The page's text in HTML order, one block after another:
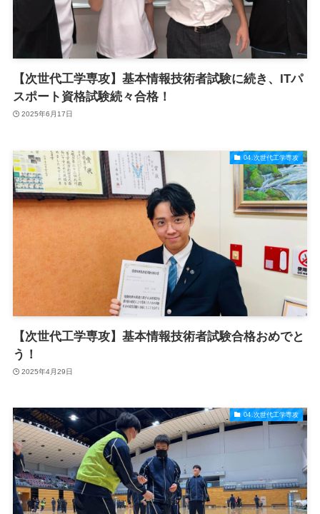
【次世代工学専攻】基本情報技術者試験に続き、ITパ
スポート資格試験続々合格！
2025年6月17日
04.次世代工学専攻
【次世代工学専攻】基本情報技術者試験合格おめでと
う！
2025年4月29日
04.次世代工学専攻